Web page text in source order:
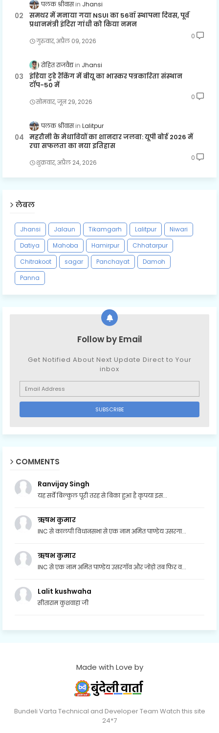
पलक श्रीवास Jhansi
समथर में मनाया गया NSUI का 56वाँ स्थापना दिवस, पूर्व
प्रधानमंत्री इंदिरा गांधी को किया नमन
गुरुवार, अप्रैल 09, 2026
0
रोहित राजवैद्य Jhansi
इंडिया टुडे रैंकिंग में बीयू का भास्कर पत्रकारिता संस्थान
टॉप-50 में
सोमवार, जून 29, 2026
0
पलक श्रीवास Lalitpur
महरौनी के मेधावियों का शानदार जलवा: यूपी बोर्ड 2026 में
रचा सफलता का नया इतिहास
शुक्रवार, अप्रैल 24, 2026
0
लेबल
Jhansi Jalaun Tikamgarh Lalitpur
Niwari
Datiya
Mahoba Hamirpur
Chhatarpur
Chitrakoot
sagar Panchayat
Damoh
Panna
Follow by Email
Get Notified About Next Update Direct to Your
inbox
COMMENTS
Ranvijay Singh
यह सर्वे बिल्कुल पूरी तरह से बिका हुआ है कृपया इस...
ऋषभ कुमार
INC से कालपी विधानसभा से एक नाम अमित पाण्डेय उसरगा...
ऋषभ कुमार
INC से एक नाम अमित पाण्डेय उसरगॉव और जोड़ो तब फिर व...
Lalit kushwaha
सीताराम कुशवाहा जी
Made with Love by
Bundeli Varta Technical and Developer Team Watch this site
24*7